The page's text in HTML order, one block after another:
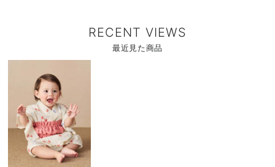
RECENT VIEWS
最近見た商品
商